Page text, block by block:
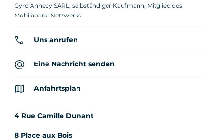
Gyro Annecy SARL, selbständiger Kaufmann, Mitglied des
Mobilboard-Netzwerks
Uns anrufen
Eine Nachricht senden
Anfahrtsplan
4 Rue Camille Dunant
8 Place aux Bois